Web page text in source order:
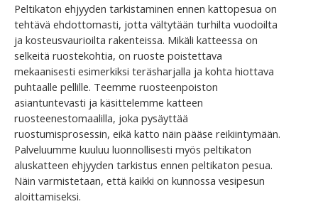
Peltikaton ehjyyden tarkistaminen ennen kattopesua on
tehtävä ehdottomasti, jotta vältytään turhilta vuodoilta
ja kosteusvaurioilta rakenteissa. Mikäli katteessa on
selkeitä ruostekohtia, on ruoste poistettava
mekaanisesti esimerkiksi teräsharjalla ja kohta hiottava
puhtaalle pellille. Teemme ruosteenpoiston
asiantuntevasti ja käsittelemme katteen
ruosteenestomaalilla, joka pysäyttää
ruostumisprosessin, eikä katto näin pääse reikiintymään.
Palveluumme kuuluu luonnollisesti myös peltikaton
aluskatteen ehjyyden tarkistus ennen peltikaton pesua.
Näin varmistetaan, että kaikki on kunnossa vesipesun
aloittamiseksi.